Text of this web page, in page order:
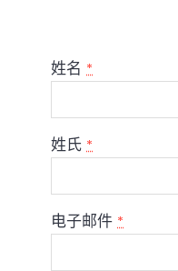
姓名 *
姓氏 *
电子邮件 *